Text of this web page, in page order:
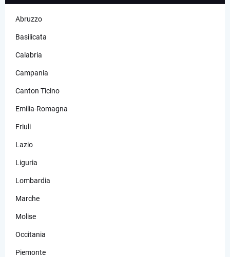
Abruzzo
Basilicata
Calabria
Campania
Canton Ticino
Emilia-Romagna
Friuli
Lazio
Liguria
Lombardia
Marche
Molise
Occitania
Piemonte